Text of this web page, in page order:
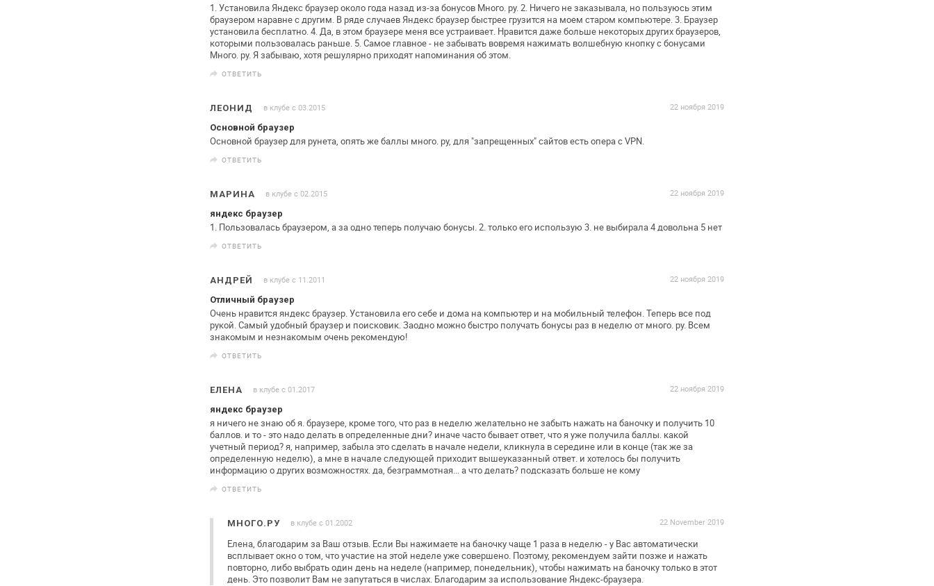
1. Установила Яндекс браузер около года назад из-за бонусов Много. ру.2. Ничего не заказывала, но пользуюсь этим
браузером наравнес другим. В ряде случаев Яндекс браузер быстрее грузится на моем старом компьютере.3. Браузер
установила бесплатно.4. Да, в этом браузере меня все устраивает. Нравится дажебольше некоторых других браузеров,
которыми пользовалась раньше. 5. Самое главное - не забывать вовремя нажимать волшебную кнопку с бонусами
Много. ру. Я забываю, хотя решулярно приходят напоминания об этом.
ОТВЕТИТЬ
ЛЕОНИД в клубе с 03.2015
22 ноября 2019
Основной браузер
Основной браузер для рунета, опять же баллы много. ру, для"запрещенных" сайтов есть опера с VPN.
ОТВЕТИТЬ
МАРИНА в клубе с 02.2015
22 ноября 2019
яндекс браузер
1. Пользовалась браузером, а за одно теперь получаю бонусы.2. только его использую 3. не выбирала4 довольна 5 нет
ОТВЕТИТЬ
АНДРЕЙ в клубе с 11.2011
22 ноября 2019
Отличный браузер
Очень нравится яндекс браузер. Установила его себе и дома на компьютер и на мобильный телефон. Теперь все под
рукой.Самый удобный браузер и поисковик. Заодно можно быстро получать бонусы раз в неделю от много. ру. Всем
знакомым и незнакомым очень рекомендую!
ОТВЕТИТЬ
ЕЛЕНА в клубе с 01.2017
22 ноября 2019
яндекс браузер
я ничего не знаю об я. браузере, кроме того, что раз в неделю желательно не забыть нажать на баночку и получить 10
баллов. и то - это надо делать в определенные дни? иначечасто бывает ответ, что я уже получила баллы. какой
учетный период? я, например, забыла это сделать в начале недели, кликнула в середине или в конце (так же за
определенную неделю), а мне в начале следующей приходит вышеуказанный ответ. и хотелось бы получить
информацию о других возможностях. да, безграммотная... а что делать? подсказатьбольше не кому
ОТВЕТИТЬ
МНОГО.РУ в клубе с 01.2002 22 November 2019
Елена, благодарим за Ваш отзыв. Если Вы нажимаете на баночку чаще 1 раза в неделю - у Васавтоматически
всплывает окно о том, что участие на этой неделе уже совершено. Поэтому, рекомендуем зайти позже и нажать
повторно, либо выбрать один день на неделе (например, понедельник), чтобы нажимать на баночку только в этот
день. Это позволит Вам не запутаться в числах. Благодарим за использование Яндекс-браузера.